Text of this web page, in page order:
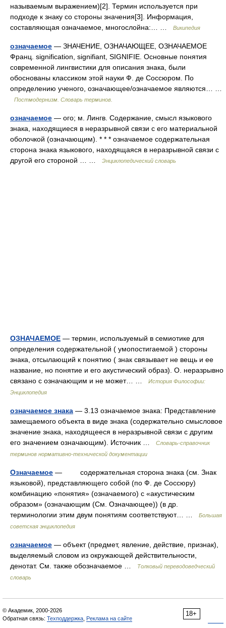
называемым выражением)[2]. Термин используется при
подходе к знаку со стороны значения[3]. Информация,
составляющая означаемое, многослойна:… …
Википедия
означаемое — ЗНАЧЕНИЕ, ОЗНАЧАЮЩЕЕ, ОЗНАЧАЕМОЕ
Франц. signification, signifiant, SIGNIFIE. Основные понятия
современной лингвистики для описания знака, были
обоснованы классиком этой науки Ф. де Соссюром. По
определению ученого, означающее/означаемое являются… …
Постмодернизм. Словарь терминов.
означаемое — ого; м. Лингв. Содержание, смысл языкового
знака, находящиеся в неразрывной связи с его материальной
оболочкой (означающим). * * * означаемое содержательная
сторона знака языкового, находящаяся в неразрывной связи с
другой его стороной … …
Энциклопедический словарь
ОЗНАЧАЕМОЕ — термин, используемый в семиотике для
определения содержательной ( умопостигаемой ) стороны
знака, отсылающий к понятию ( знак связывает не вещь и ее
название, но понятие и его акустический образ). О. неразрывно
связано с означающим и не может… …
История Философии:
Энциклопедия
означаемое знака — 3.13 означаемое знака: Представление
замещаемого объекта в виде знака (содержательно смысловое
значение знака, находящееся в неразрывной связи с другим
его значением означающим). Источник …
Словарь-справочник
терминов нормативно-технической документации
Означаемое — содержательная сторона знака (см. Знак
языковой), представляющего собой (по Ф. де Соссюру)
комбинацию «понятия» (означаемого) с «акустическим
образом» (означающим (См. Означающее)) (в др.
терминологии этим двум понятиям соответствуют… …
Большая
советская энциклопедия
означаемое — объект (предмет, явление, действие, признак),
выделяемый словом из окружающей действительности,
денотат. См. также обозначаемое …
Толковый переводоведческий
словарь
18+
© Академик, 2000-2026
Обратная связь: Техподдержка Реклама на сайте